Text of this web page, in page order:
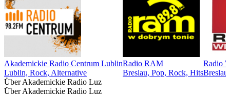
Akademickie Radio Centrum Lublin
Lublin, Rock, Alternative
Radio RAM
Breslau, Pop, Rock, Hits
Radio
Über Akademickie Radio Luz
Über Akademickie Radio Luz